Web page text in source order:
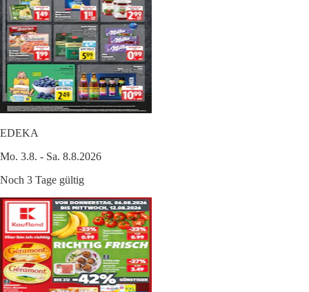
EDEKA
Mo. 3.8. - Sa. 8.8.2026
Noch 3 Tage gültig